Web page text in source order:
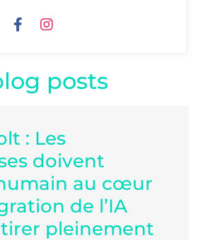
posts
: Les
doivent
au cœur
de l’IA
pleinement